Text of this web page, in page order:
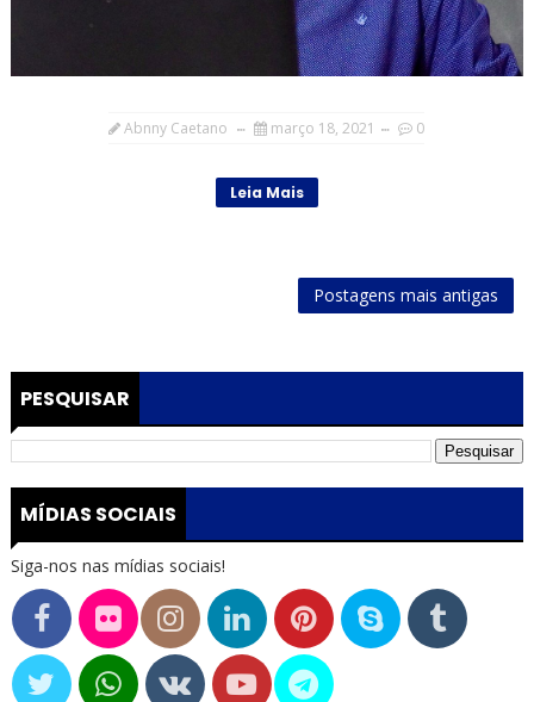
Abnny Caetano março 18, 2021 0
Leia Mais
Postagens mais antigas
PESQUISAR
MÍDIAS SOCIAIS
Siga-nos nas mídias sociais!